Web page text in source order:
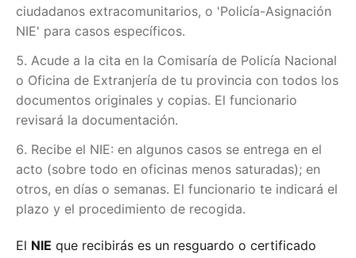
ciudadanos extracomunitarios, o 'Policía-Asignación
NIE' para casos específicos.
Acude a la cita en la Comisaría de Policía Nacional
o Oficina de Extranjería de tu provincia con todos los
documentos originales y copias. El funcionario
revisará la documentación.
Recibe el NIE: en algunos casos se entrega en el
acto (sobre todo en oficinas menos saturadas); en
otros, en días o semanas. El funcionario te indicará el
plazo y el procedimiento de recogida.
El NIE que recibirás es un resguardo o certificado